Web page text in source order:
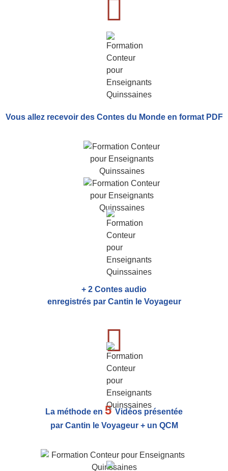
Vous allez recevoir des Contes du Monde en format PDF
+ 2 Contes audio
enregistrés par Cantin le Voyageur
La méthode en 5Vidéos présentée
par Cantin le Voyageur + un QCM